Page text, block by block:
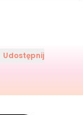
Udostępnij